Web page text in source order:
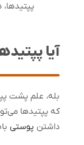
آیا
بله، علم پشت
که پپتیدها
داشتن پوستی